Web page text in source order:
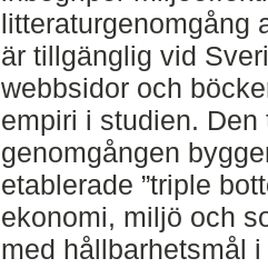
litteraturgenomgång
är tillgänglig vid
webbsidor och
empiri i studien.
genomgången
etablerade ”triple
ekonomi, miljö och
med hållbarhetsmål